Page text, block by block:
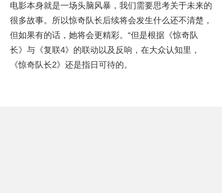
电影本身就是一场头脑风暴，我们需要思考关于未来的
很多故事。所以惊奇队长后续将会发生什么还不清楚，
但如果有的话，她将会更精彩。“但是根据《惊奇队
长》与《复联4》的联动以及反响，在大众认知里，
《惊奇队长2》还是指日可待的。